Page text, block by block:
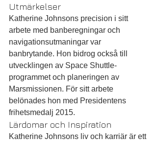
Utmärkelser
Katherine Johnsons precision i sitt
arbete med banberegningar och
navigationsutmaningar var
banbrytande. Hon bidrog också till
utvecklingen av Space Shuttle-
programmet och planeringen av
Marsmissionen. För sitt arbete
belönades hon med Presidentens
frihetsmedalj 2015.
Lärdomar och Inspiration
Katherine Johnsons liv och karriär är ett